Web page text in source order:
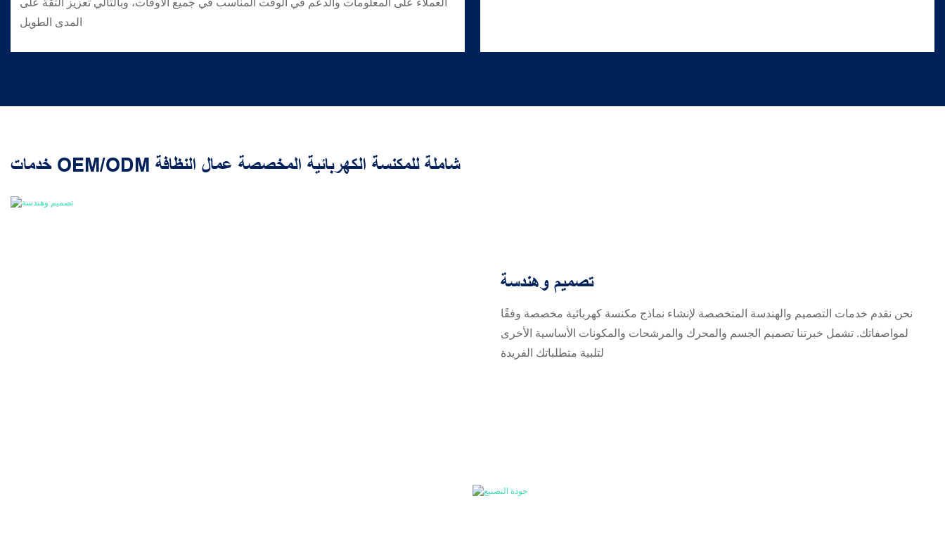
المدى الطويل
خدمات OEM/ODM شاملة للمكنسة الكهربائية المخصصة عمال النظافة
تصميم وهندسة
نحن نقدم خدمات التصميم والهندسة المتخصصة لإنشاء نماذج مكنسة كهربائية مخصصة وفقًا
لمواصفاتك. تشمل خبرتنا تصميم الجسم والمحرك والمرشحات والمكونات الأساسية الأخرى
لتلبية متطلباتك الفريدة